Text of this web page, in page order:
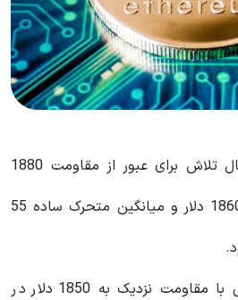
در حال تلاش برای عبور از مقاومت 1880
دلاری است و اکنون زیر 1860 دلار و میانگین متحرک ساده 55
یک خط روند نزولی اصلی با مقاومت نزدیک به 1850 دلار در